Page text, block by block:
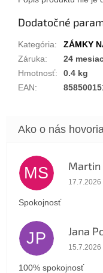
Dodatočné
Kategória:
ZÁMKY
Záruka:
24
Hmotnosť:
0.4 kg
EAN:
MS Martin
17.7.2026
Spokojnosť
JP Jana
15.7.2026
100% spokojnosť